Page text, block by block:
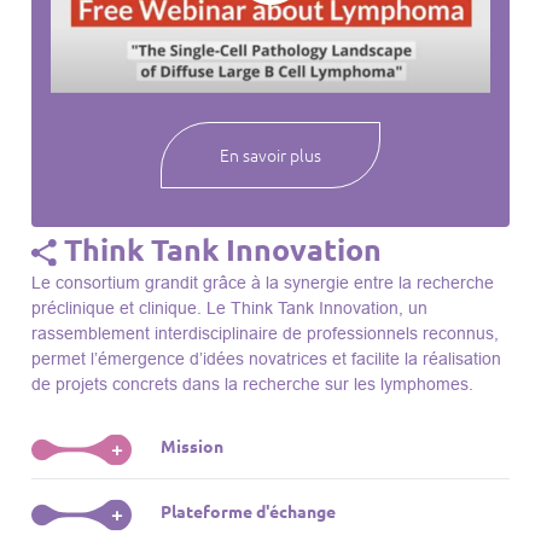
webinaires à venir, des séances précédentes et joignez-vous
notre compréhension des lymphomes et des maladies
En savoir plus
Think Tank Innovation
Le consortium grandit grâce à la synergie entre la recherche
préclinique et clinique. Le Think Tank Innovation, un
rassemblement interdisciplinaire de professionnels reconnus,
permet l’émergence d’idées novatrices et facilite la réalisation
de projets concrets dans la recherche sur les lymphomes.
+ Mission
Le Think Tank initie des projets, façonne des initiatives de
R&D, identifie des porteurs et promeut l’unité parmi les
+ Plateforme d'échange